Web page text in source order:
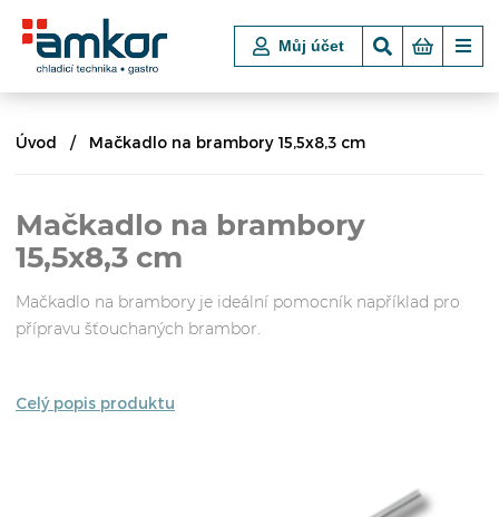
Můj účet
Úvod Mačkadlo na brambory 15,5x8,3 cm
Mačkadlo na brambory
15,5x8,3 cm
Mačkadlo na brambory je ideální pomocník například pro
přípravu šťouchaných brambor.
Celý popis produktu